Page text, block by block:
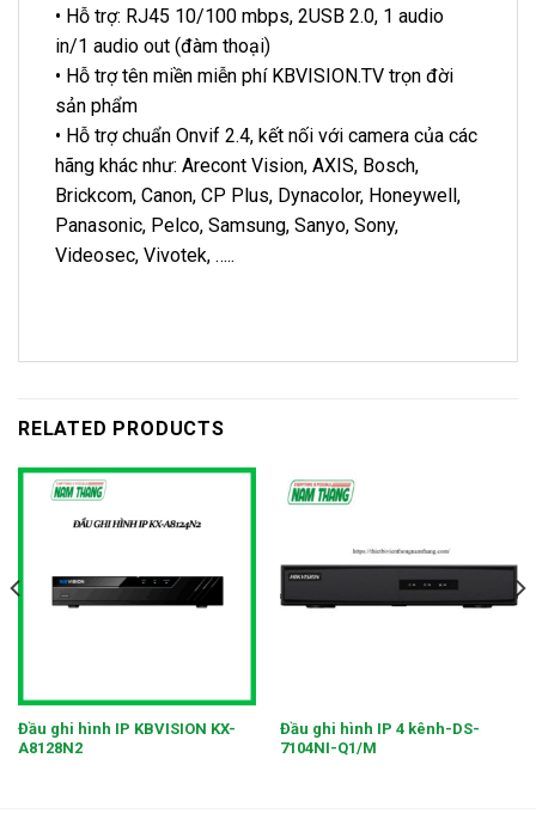
• Hỗ trợ: RJ45 10/100 mbps, 2USB 2.0, 1 audio
in/1 audio out (đàm thoại)
• Hỗ trợ tên miền miễn phí KBVISION.TV trọn đời
sản phẩm
• Hỗ trợ chuẩn Onvif 2.4, kết nối với camera của các
hãng khác như: Arecont Vision, AXIS, Bosch,
Brickcom, Canon, CP Plus, Dynacolor, Honeywell,
Panasonic, Pelco, Samsung, Sanyo, Sony,
Videosec, Vivotek, …..
RELATED PRODUCTS
Đầu ghi hình IP KBVISION KX-
A8128N2
Đầu ghi hình IP 4 kênh-DS-
7104NI-Q1/M